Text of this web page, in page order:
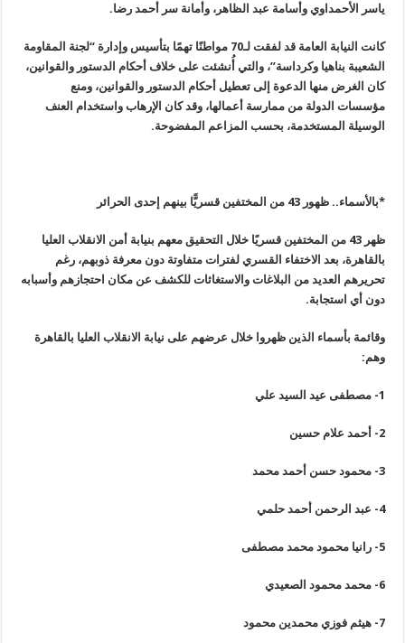
ياسر الأحمداوي وأسامة عبد الظاهر، وأمانة سر أحمد رضا.
كانت النيابة العامة قد لفقت لـ70 مواطنًا تهمًا بتأسيس وإدارة “لجنة المقاومة
الشعيبة بناهيا وكرداسة”، والتي أُنشئت على خلاف أحكام الدستور والقوانين،
كان الغرض منها الدعوة إلى تعطيل أحكام الدستور والقوانين، ومنع
مؤسسات الدولة من ممارسة أعمالها، وقد كان الإرهاب واستخدام العنف
الوسيلة المستخدمة، بحسب المزاعم المفضوحة.
*بالأسماء.. ظهور 43 من المختفين قسريًّا بينهم إحدى الحرائر
ظهر 43 من المختفين قسريًا خلال التحقيق معهم بنيابة أمن الانقلاب العليا
بالقاهرة، بعد الاختفاء القسري لفترات متفاوتة دون معرفة ذوبهم، رغم
تحريرهم العديد من البلاغات والاستغاثات للكشف عن مكان احتجازهم وأسبابه
دون أي استجابة.
وقائمة بأسماء الذين ظهروا خلال عرضهم على نيابة الانقلاب العليا بالقاهرة
وهم:
1- مصطفى عيد السيد علي
2- أحمد علام حسين
3- محمود حسن أحمد محمد
4- عبد الرحمن أحمد حلمي
5- رانيا محمود محمد مصطفى
6- محمد محمود الصعيدي
7- هيثم فوزي محمدين محمود